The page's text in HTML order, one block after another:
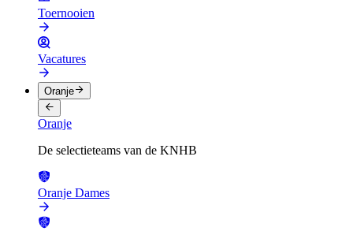
Toernooien
Vacatures
Oranje
Oranje
De selectieteams van de KNHB
Oranje Dames